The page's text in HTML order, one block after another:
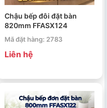
Chậu bếp đôi đặt bàn
820mm FFASX124
Mã đặt hàng: 2783
Liên hệ